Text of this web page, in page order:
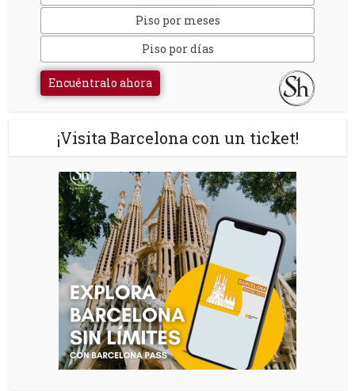
Piso por meses
Piso por días
Encuéntralo ahora
¡Visita Barcelona con un ticket!